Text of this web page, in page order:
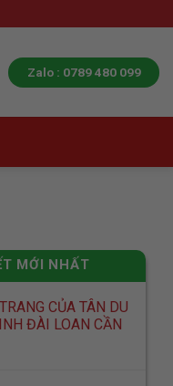
Zalo : 0789 480 099
MỚI NHẤT
CỦA TÂN DU
ĐÀI LOAN CẦN